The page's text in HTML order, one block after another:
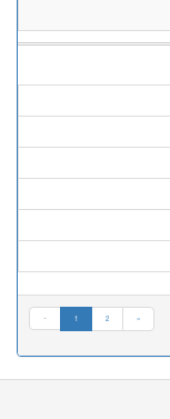
« 1 2 »